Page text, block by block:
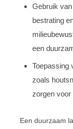
Gebruik
bestrating
een
Toepassing
zoals
zorgen voor
Een duurzaam